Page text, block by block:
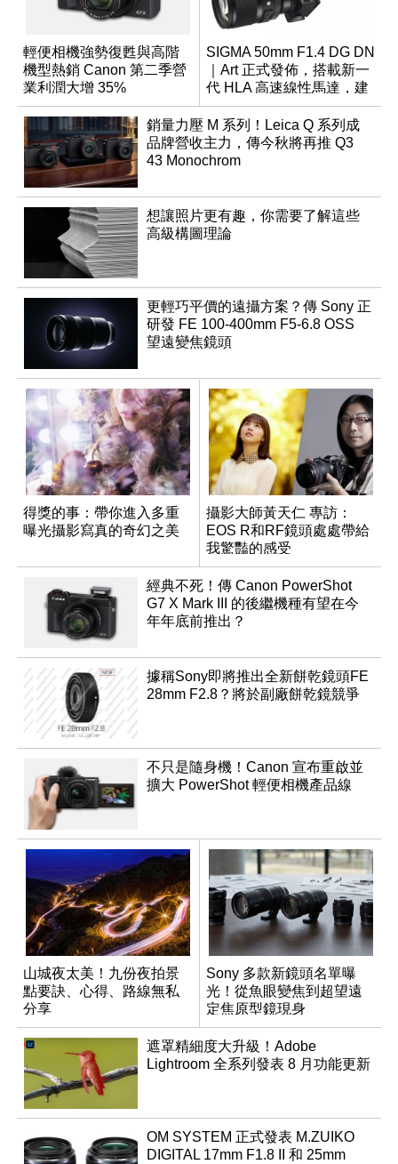
輕便相機強勢復甦與高階
機型熱銷 Canon 第二季營
業利潤大增 35%
SIGMA 50mm F1.4 DG DN
｜Art 正式發佈，搭載新一
代 HLA 高速線性馬達，建
議售價約 26K
銷量力壓 M 系列！Leica Q 系列成
品牌營收主力，傳今秋將再推 Q3
43 Monochrom
想讓照片更有趣，你需要了解這些
高級構圖理論
更輕巧平價的遠攝方案？傳 Sony 正
研發 FE 100-400mm F5-6.8 OSS
望遠變焦鏡頭
得獎的事：帶你進入多重
曝光攝影寫真的奇幻之美
攝影大師黃天仁 專訪：
EOS R和RF鏡頭處處帶給
我驚豔的感受
經典不死！傳 Canon PowerShot
G7 X Mark III 的後繼機種有望在今
年年底前推出？
據稱Sony即將推出全新餅乾鏡頭FE
28mm F2.8？將於副廠餅乾鏡競爭
不只是隨身機！Canon 宣布重啟並
擴大 PowerShot 輕便相機產品線
山城夜太美！九份夜拍景
點要訣、心得、路線無私
分享
Sony 多款新鏡頭名單曝
光！從魚眼變焦到超望遠
定焦原型鏡現身
遮罩精細度大升級！Adobe
Lightroom 全系列發表 8 月功能更新
OM SYSTEM 正式發表 M.ZUIKO
DIGITAL 17mm F1.8 II 和 25mm